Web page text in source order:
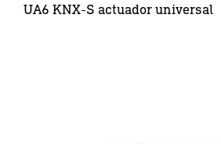
UA6 KNX-S actuador universal